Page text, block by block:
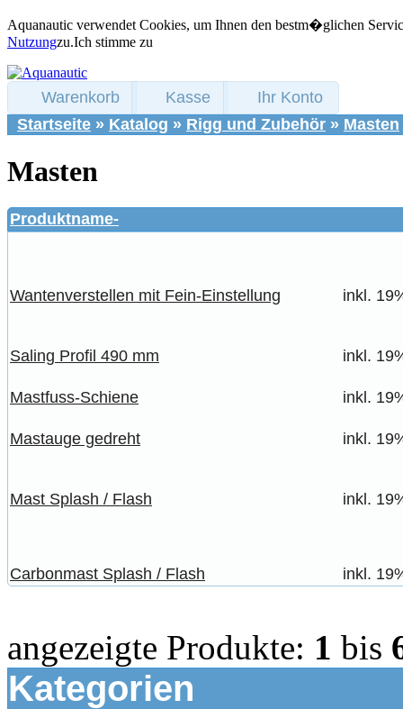
Aquanautic verwendet Cookies, um Ihnen den bestm�glichen
Nutzungzu.Ich stimme zu
Warenkorb Kasse
Ihr Konto
Startseite » Katalog » Rigg und Zubehör » Masten
Masten
Produktname-
Wantenverstellen mit Fein-Einstellung inkl.
Saling Profil 490 mm inkl.
Mastfuss-Schiene inkl.
Mastauge gedreht inkl.
Mast Splash / Flash inkl.
Carbonmast Splash / Flash inkl.
angezeigte Produkte: 1 bis
Kategorien